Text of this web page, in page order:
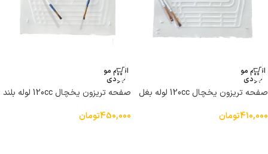
اتمام مو
جودی
صفحه تریزون یخچال 120cc لوله بغل
410,000تومان
اتمام مو
جودی
صفحه تریزون یخچال 120cc لوله بلند
450,000تومان